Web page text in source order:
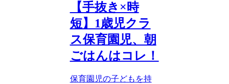
【手抜き×時
短】1歳児クラ
ス保育園児、朝
ごはんはコレ！
保育園児の子どもを持